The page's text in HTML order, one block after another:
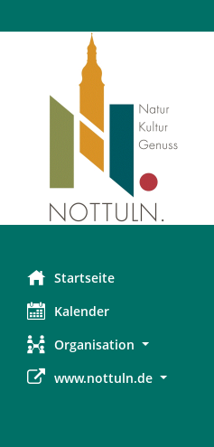
Startseite
Kalender
Organisation
www.nottuln.de